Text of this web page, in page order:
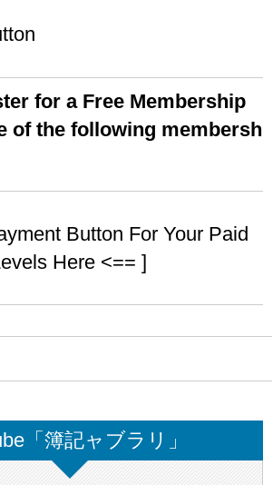
for a Free Membership
of the following membersh
Button For Your Paid
Here <== ]
「簿記ャブラリ」